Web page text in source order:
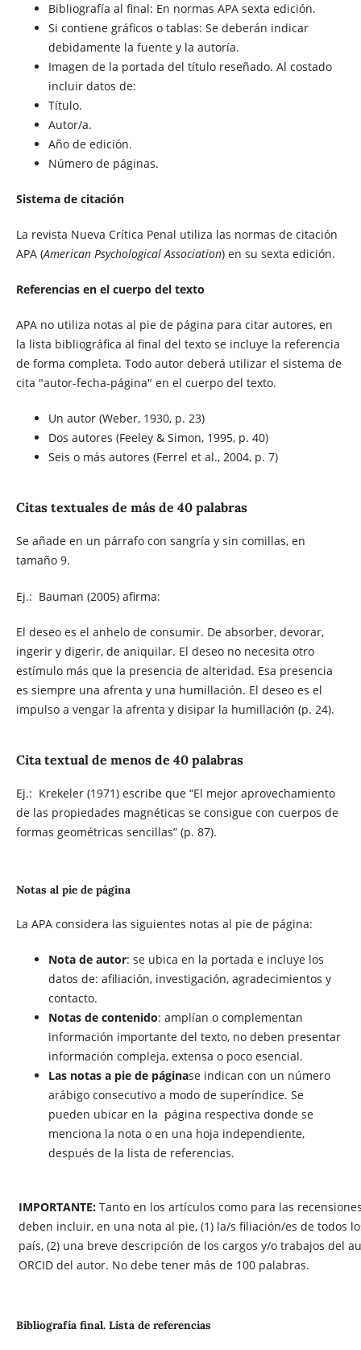
Bibliografía al final: En normas APA sexta edición.
Si contiene gráficos o tablas: Se deberán indicar
debidamente la fuente y la autoría.
Imagen de la portada del título reseñado. Al costado
incluir datos de:
Título.
Autor/a.
Año de edición.
Número de páginas.
Sistema de citación
La revista Nueva Crítica Penal utiliza las normas de citación
APA (American Psychological Association) en su sexta edición.
Referencias en el cuerpo del texto
APA no utiliza notas al pie de página para citar autores, en
la lista bibliográfica al final del texto se incluye la referencia
de forma completa. Todo autor deberá utilizar el sistema de
cita "autor-fecha-página" en el cuerpo del texto.
Un autor (Weber, 1930, p. 23)
Dos autores (Feeley & Simon, 1995, p. 40)
Seis o más autores (Ferrel et al., 2004, p. 7)
Citas textuales de más de 40 palabras
Se añade en un párrafo con sangría y sin comillas, en
tamaño 9.
Ej.: Bauman (2005) afirma:
El deseo es el anhelo de consumir. De absorber, devorar,
ingerir y digerir, de aniquilar. El deseo no necesita otro
estímulo más que la presencia de alteridad. Esa presencia
es siempre una afrenta y una humillación. El deseo es el
impulso a vengar la afrenta y disipar la humillación (p. 24).
Cita textual de menos de 40 palabras
Ej.: Krekeler (1971) escribe que “El mejor aprovechamiento
de las propiedades magnéticas se consigue con cuerpos de
formas geométricas sencillas” (p. 87).
Notas al pie de página
La APA considera las siguientes notas al pie de página:
Nota de autor: se ubica en la portada e incluye los
datos de: afiliación, investigación, agradecimientos y
contacto.
Notas de contenido: amplían o complementan
información importante del texto, no deben presentar
información compleja, extensa o poco esencial.
Las notas a pie de páginase indican con un número
arábigo consecutivo a modo de superíndice. Se
pueden ubicar en la página respectiva donde se
menciona la nota o en una hoja independiente,
después de la lista de referencias.
IMPORTANTE:Tanto en los artículos como para las
deben incluir, en una nota al pie, (1) la/s filiación/es de todos
país, (2) una breve descripción de los cargos y/o trabajos del
ORCID del autor. No debe tener más de 100 palabras.
Bibliografía final. Lista de referencias